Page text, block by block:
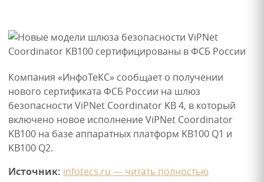
Компания «ИнфоТеКС» сообщает о получении
нового сертификата ФСБ России на шлюз
безопасности ViPNet Coordinator KB 4, в который
включено новое исполнение ViPNet Coordinator
KB100 на базе аппаратных платформ KB100 Q1 и
KB100 Q2.
Источник: infotecs.ru — читать полностью